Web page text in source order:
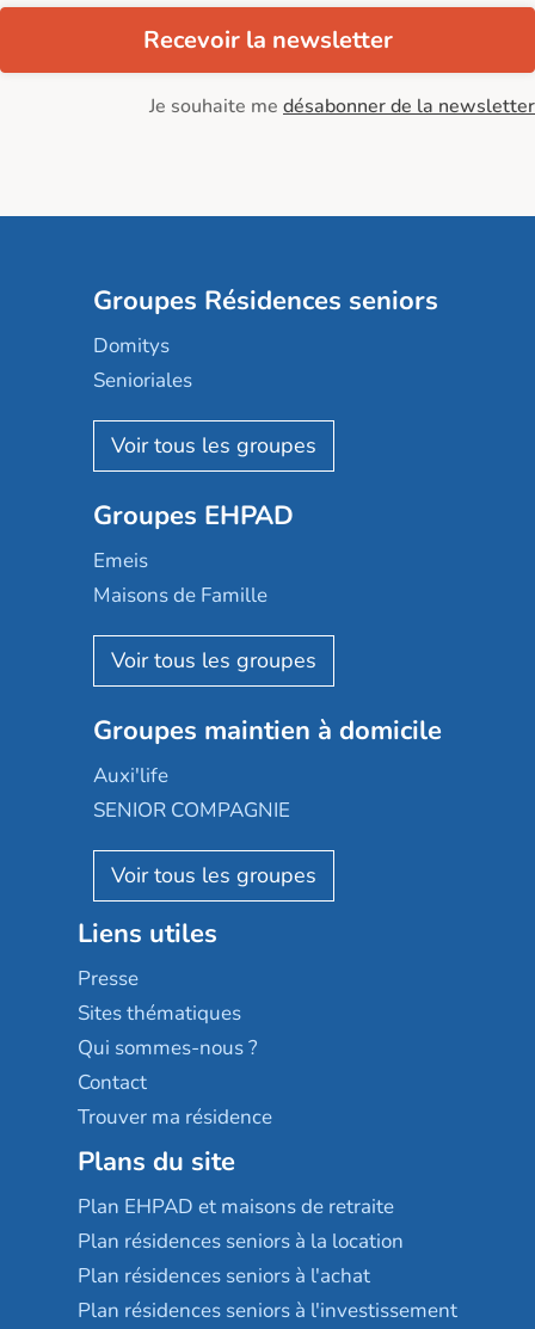
Recevoir la newsletter
Je souhaite me désabonner de la newsletter
Groupes Résidences seniors
Domitys
Senioriales
Nohée
Les Résidentiels
Mobicap
Domusvi
Happy Senior
Aquarelia
Nexity edenea
Les jardins d'Arcadie
Occitalia
Appartseniors
Reseda
Stella management
Les villages d'or
Sérénys
Résidences services Villa Médicis
Groupes EHPAD
Emeis
Maisons de Famille
Korian
Emera
Groupe SOS
Le Noble Âge
Almage
Résidalya
Groupe aplus
Groupes maintien à domicile
Auxi'life
SENIOR COMPAGNIE
AGE D'OR Services
Liens utiles
Presse
Sites thématiques
Qui sommes-nous ?
Contact
Trouver ma résidence
Plans du site
Plan EHPAD et maisons de retraite
Plan résidences seniors à la location
Plan résidences seniors à l'achat
Plan résidences seniors à l'investissement